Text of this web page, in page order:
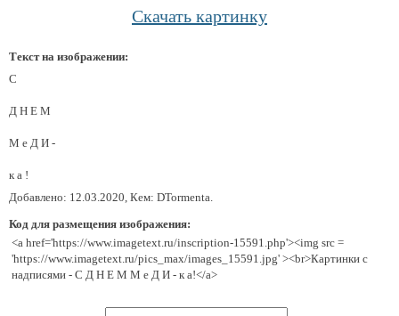
Скачать картинку
Текст на изображении:
С
Д Н Е М
М е Д И -
к а !
Добавлено: 12.03.2020, Кем: DTormenta.
Код для размещения изображения:
<a href='https://www.imagetext.ru/inscription-15591.php'><img src =
'https://www.imagetext.ru/pics_max/images_15591.jpg' ><br>Картинки с
надписями - С Д Н Е М М е Д И - к а!</a>